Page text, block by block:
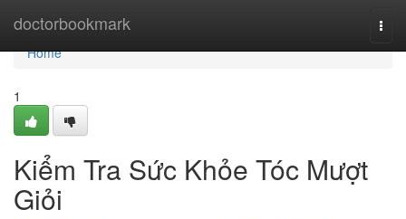
doctorbookmark
Home
Home
1
Kiểm Tra Sức Khỏe Tóc Mượt
Giỏi